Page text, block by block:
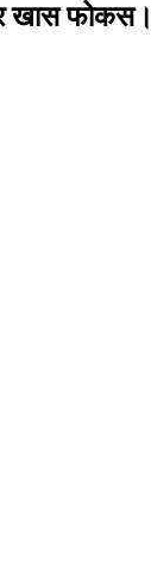
खास